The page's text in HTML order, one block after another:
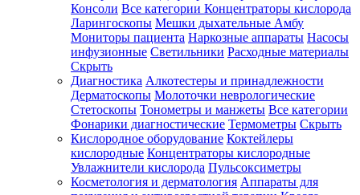
Консоли Все категории Концентраторы кислорода
Ларингоскопы Мешки дыхательные Амбу
Мониторы пациента Наркозные аппараты Насосы
инфузионные Светильники Расходные материалы
Скрыть
Диагностика Алкотестеры и принадлежности
Дерматоскопы Молоточки неврологические
Стетоскопы Тонометры и манжеты Все категории
Фонарики диагностические Термометры Скрыть
Кислородное оборудование Коктейлеры
кислородные Концентраторы кислородные
Увлажнители кислорода Пульсоксиметры
Косметология и дерматология Аппараты для